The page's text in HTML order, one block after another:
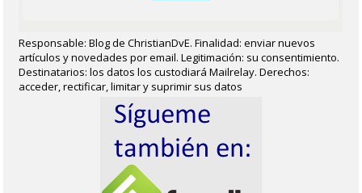
Responsable: Blog de ChristianDvE. Finalidad: enviar nuevos
artículos y novedades por email. Legitimación: su consentimiento.
Destinatarios: los datos los custodiará Mailrelay. Derechos:
acceder, rectificar, limitar y suprimir sus datos